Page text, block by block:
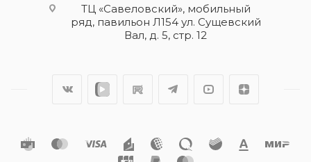
ТЦ «Савеловский», мобильный
ряд, павильон Л154 ул. Сущевский
Вал, д. 5, стр. 12